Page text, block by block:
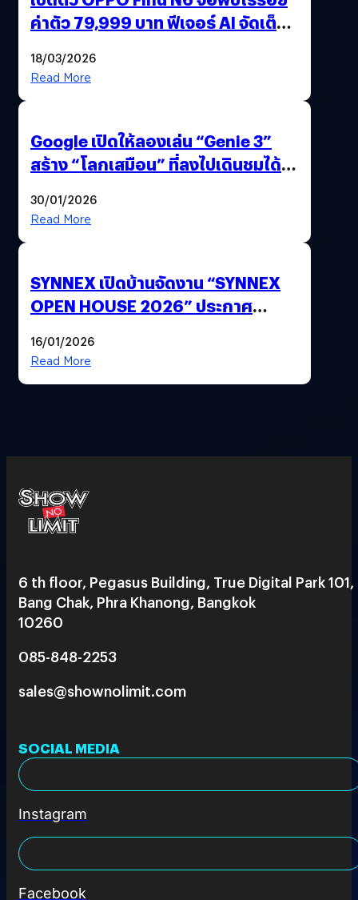
ค่าตัว 79,999 บาท ฟีเจอร์ AI จัดเต็ม
18/03/2026
Read More
Google เปิดให้ลองเล่น “Genie 3”
สร้าง “โลกเสมือน” ที่ลงไปเดินชมได้
30/01/2026
Read More
SYNNEX เปิดบ้านจัดงาน “SYNNEX
OPEN HOUSE 2026” ประกาศ
ได้ 53,000 ล้านบาท
16/01/2026
Read More
6 th floor, Pegasus Building, True Digital Park 101,
Bang Chak, Phra Khanong, Bangkok
10260
085-848-2253
sales@shownolimit.com
SOCIAL MEDIA
Instagram
Facebook